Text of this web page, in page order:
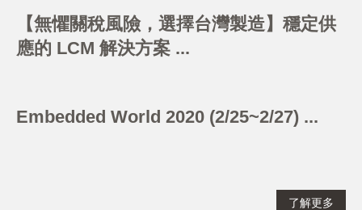
【無懼關稅風險，選擇台灣製造】穩定供
應的 LCM 解決方案 ...
Embedded World 2020 (2/25~2/27) ...
了解更多